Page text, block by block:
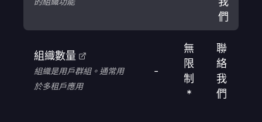
們
組織數量
組織是用戶群組。通常用
於多租戶應用
-
無
限
制
*
聯
絡
我
們